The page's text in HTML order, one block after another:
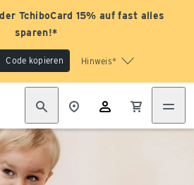
TchiboCard 15% auf fast alles
sparen!*
Code kopieren Hinweis*